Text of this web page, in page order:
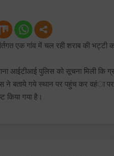
एक गांव में चल रही शराब की
आईटीआई पुलिस को सूचना मिली कि
ने बताये गये स्थान पर पहुंच कर वहंा
किया गया है।